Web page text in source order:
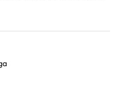
är odlingszon?